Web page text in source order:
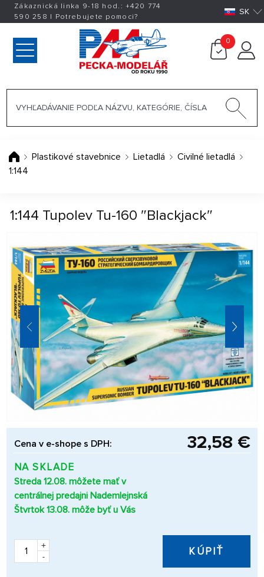
Zákaznická linka 9-18 hod.:+420 774
590 258 | Potrebujete pomoci? SK
0
Plastikové stavebnice Lietadlá
Civilné lietadlá
1:144
1:144 Tupolev Tu-160 ″Blackjack″
Cena v e-shope s DPH: 32,58 €
NA SKLADE
Streda 12.08. môžete mať v
centrálnej predajni Nademlejnská
Štvrtok 13.08. môže byť u Vás
+
-
KÚPIŤ